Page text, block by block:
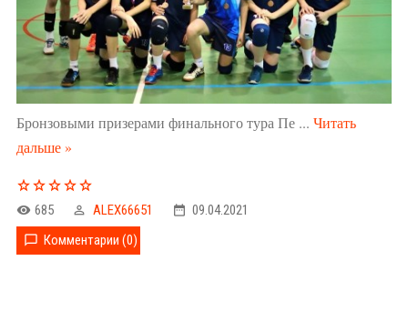
Бронзовыми призерами финального тура Пе ... Читать
дальше »
685 ALEX66651
09.04.2021
Комментарии (0)